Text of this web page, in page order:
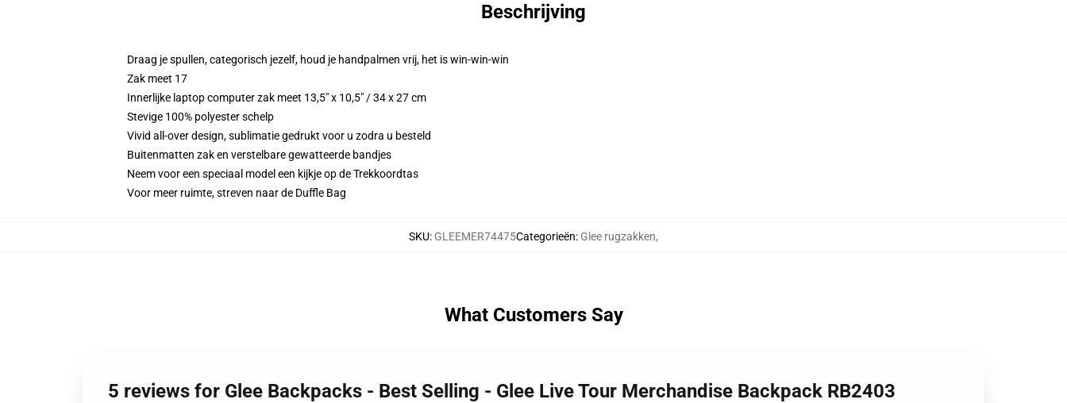
Beschrijving
Draag je spullen, categorisch jezelf, houd je handpalmen vrij, het is win-win-win
Zak meet 17
Innerlijke laptop computer zak meet 13,5" x 10,5" / 34 x 27 cm
Stevige 100% polyester schelp
Vivid all-over design, sublimatie gedrukt voor u zodra u besteld
Buitenmatten zak en verstelbare gewatteerde bandjes
Neem voor een speciaal model een kijkje op de Trekkoordtas
Voor meer ruimte, streven naar de Duffle Bag
SKU: GLEEMER74475Categorieën: Glee rugzakken,
What Customers Say
5 reviews for Glee Backpacks - Best Selling - Glee Live Tour Merchandise Backpack RB2403